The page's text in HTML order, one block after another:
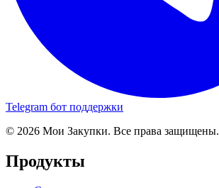
Telegram бот поддержки
© 2026 Мои Закупки. Все права защищены.
Продукты